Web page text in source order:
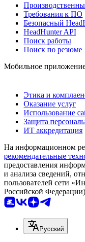
Требования к ПО
Безопасный
HeadHunter API
Поиск работы
Поиск по резюме
Мобильное
Этика и
Оказание услуг
Использование
Защита
ИТ аккредитация
На информационном
рекомендательные
предоставления
и анализа сведений,
пользователей сети
Российской Федерации)
Русский